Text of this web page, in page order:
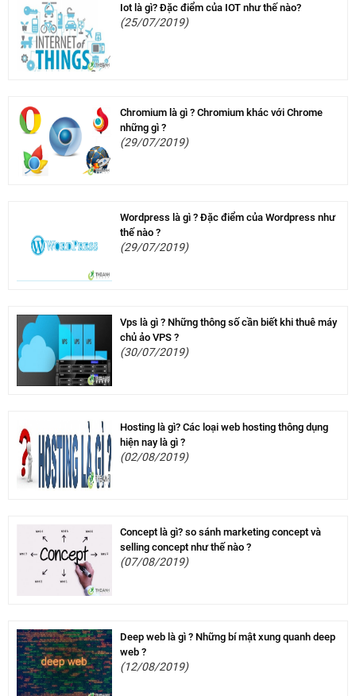
Iot là gì? Đặc điểm của IOT như thế nào?
(25/07/2019)
Chromium là gì ? Chromium khác với Chrome
những gì ?
(29/07/2019)
Wordpress là gì ? Đặc điểm của Wordpress như
thế nào ?
(29/07/2019)
Vps là gì ? Những thông số cần biết khi thuê máy
chủ ảo VPS ?
(30/07/2019)
Hosting là gì? Các loại web hosting thông dụng
hiện nay là gì ?
(02/08/2019)
Concept là gì? so sánh marketing concept và
selling concept như thế nào ?
(07/08/2019)
Deep web là gì ? Những bí mật xung quanh deep
web ?
(12/08/2019)